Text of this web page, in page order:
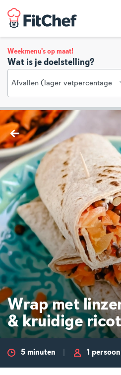
Weekmenu's op maat!
Wat is je doelstelling?
Wrap met
& kruidige
5 minuten 1 persoon